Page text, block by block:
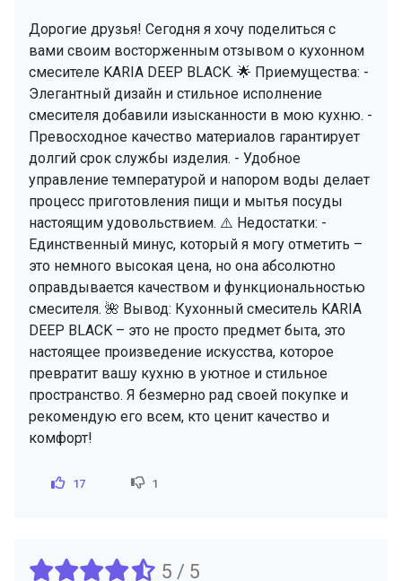
Дорогие друзья! Сегодня я хочу поделиться с
вами своим восторженным отзывом о кухонном
смесителе KARIA DEEP BLACK. 🌟 Приемущества: -
Элегантный дизайн и стильное исполнение
смесителя добавили изысканности в мою кухню. -
Превосходное качество материалов гарантирует
долгий срок службы изделия. - Удобное
управление температурой и напором воды делает
процесс приготовления пищи и мытья посуды
настоящим удовольствием. ⚠️ Недостатки: -
Единственный минус, который я могу отметить –
это немного высокая цена, но она абсолютно
оправдывается качеством и функциональностью
смесителя. 🌺 Вывод: Кухонный смеситель KARIA
DEEP BLACK – это не просто предмет быта, это
настоящее произведение искусства, которое
превратит вашу кухню в уютное и стильное
пространство. Я безмерно рад своей покупке и
рекомендую его всем, кто ценит качество и
комфорт!
17 1
5 / 5